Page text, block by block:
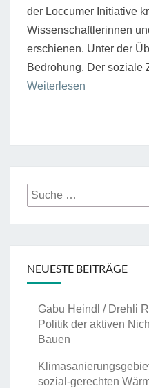
der Loccumer Initiative
Wissenschaftlerinnen
erschienen. Unter der
Bedrohung. Der soziale
Weiterlesen
Suche
nach:
NEUESTE BEITRÄGE
Gabu Heindl / Drehli
Politik der aktiven
Bauen
sozial-gerechten